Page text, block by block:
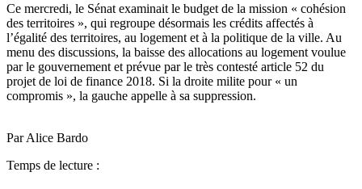
Ce mercredi, le Sénat examinait le budget de la mission « cohésion
des territoires », qui regroupe désormais les crédits affectés à
l’égalité des territoires, au logement et à la politique de la ville. Au
menu des discussions, la baisse des allocations au logement voulue
par le gouvernement et prévue par le très contesté article 52 du
projet de loi de finance 2018. Si la droite milite pour « un
compromis », la gauche appelle à sa suppression.
Par Alice Bardo
Temps de lecture :